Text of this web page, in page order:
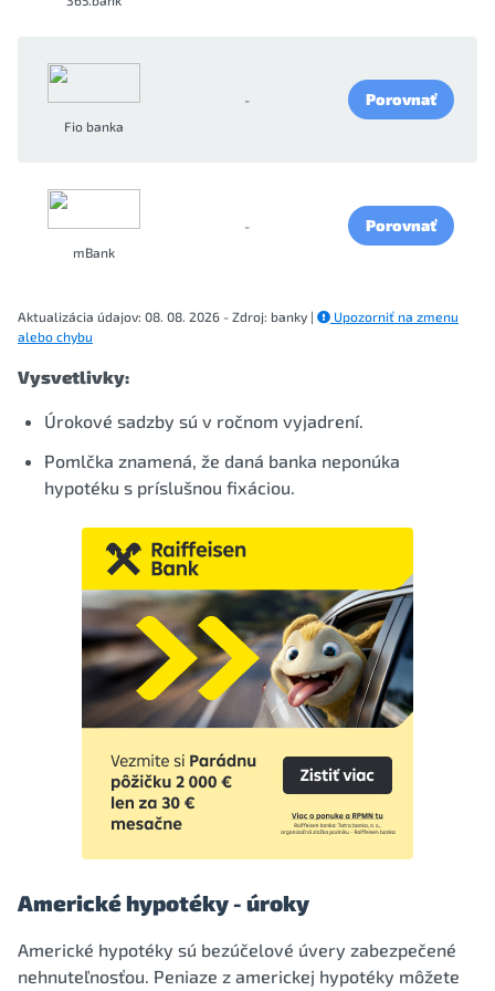
Fio banka
- Porovnať
mBank
- Porovnať
Aktualizácia údajov: 08. 08. 2026 - Zdroj: banky |
Upozorniť na zmenu
alebo chybu
Vysvetlivky:
Úrokové sadzby sú v ročnom vyjadrení.
Pomlčka znamená, že daná banka neponúka
hypotéku s príslušnou fixáciou.
Americké hypotéky - úroky
Americké hypotéky sú bezúčelové úvery zabezpečené
nehnuteľnosťou. Peniaze z americkej hypotéky môžete